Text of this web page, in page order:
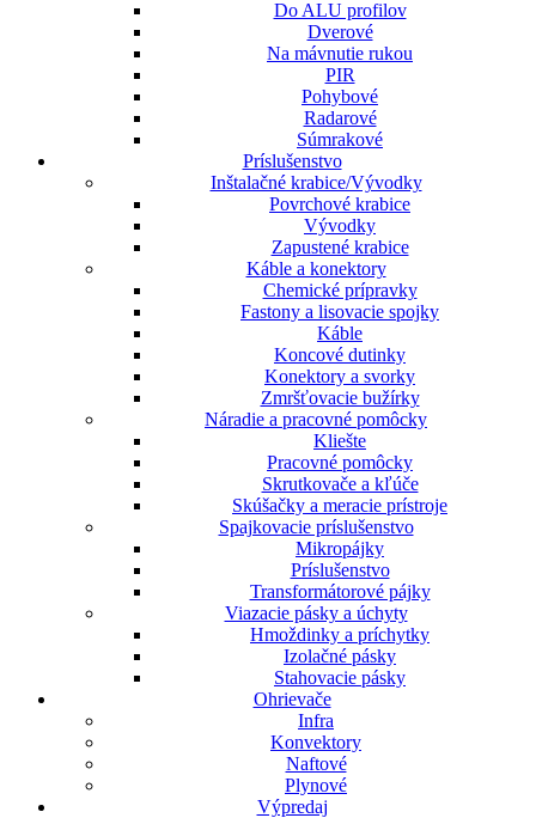
Do ALU profilov
Dverové
Na mávnutie rukou
PIR
Pohybové
Radarové
Súmrakové
Príslušenstvo
Inštalačné krabice/Vývodky
Povrchové krabice
Vývodky
Zapustené krabice
Káble a konektory
Chemické prípravky
Fastony a lisovacie spojky
Káble
Koncové dutinky
Konektory a svorky
Zmršťovacie bužírky
Náradie a pracovné pomôcky
Kliešte
Pracovné pomôcky
Skrutkovače a kľúče
Skúšačky a meracie prístroje
Spajkovacie príslušenstvo
Mikropájky
Príslušenstvo
Transformátorové pájky
Viazacie pásky a úchyty
Hmoždinky a príchytky
Izolačné pásky
Stahovacie pásky
Ohrievače
Infra
Konvektory
Naftové
Plynové
Výpredaj